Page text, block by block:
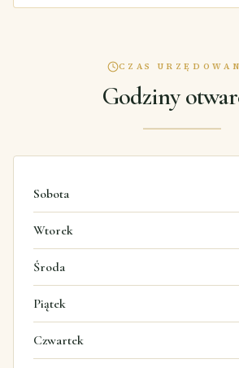
CZAS
Godziny
Sobota
Wtorek
Środa
Piątek
Czwartek